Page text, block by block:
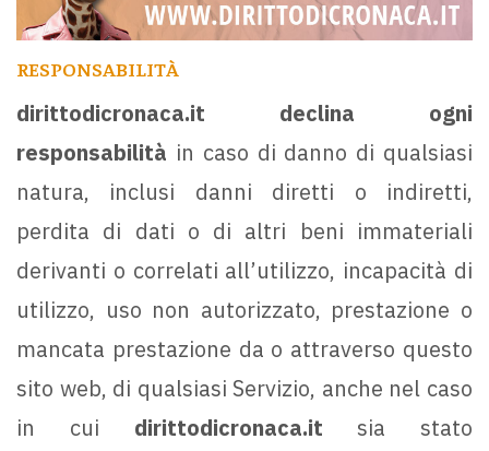
RESPONSABILITÀ
dirittodicronaca.it declina ogni
responsabilità in caso di danno di qualsiasi
natura, inclusi danni diretti o indiretti,
perdita di dati o di altri beni immateriali
derivanti o correlati all’utilizzo, incapacità di
utilizzo, uso non autorizzato, prestazione o
mancata prestazione da o attraverso questo
sito web, di qualsiasi Servizio, anche nel caso
in cui dirittodicronaca.it sia stato